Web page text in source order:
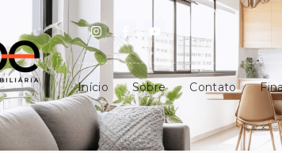
Início Sobre Contato